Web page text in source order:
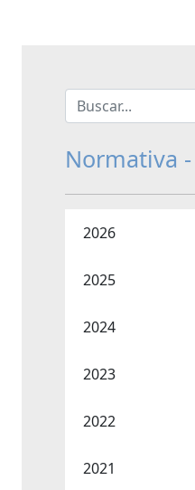
Normativa
2026
2025
2024
2023
2022
2021